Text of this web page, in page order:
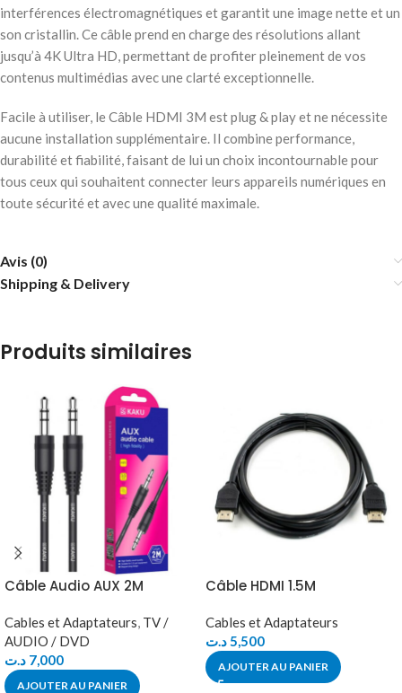
interférences électromagnétiques et garantit une image nette et un
son cristallin. Ce câble prend en charge des résolutions allant
jusqu’à 4K Ultra HD, permettant de profiter pleinement de vos
contenus multimédias avec une clarté exceptionnelle.
Facile à utiliser, le Câble HDMI 3M est plug & play et ne nécessite
aucune installation supplémentaire. Il combine performance,
durabilité et fiabilité, faisant de lui un choix incontournable pour
tous ceux qui souhaitent connecter leurs appareils numériques en
toute sécurité et avec une qualité maximale.
Avis (0)
Shipping & Delivery
Produits similaires
Câble Audio AUX 2M
Cables et Adaptateurs, TV /
AUDIO / DVD
7,000 د.ت
AJOUTER AU PANIER
Câble HDMI 1.5M
Cables et Adaptateurs
5,500د.ت
AJOUTER AU PANIER